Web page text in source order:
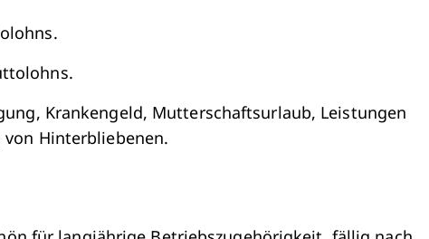
Krankengeld, Mutterschaftsurlaub, Leistungen
Hinterbliebenen.